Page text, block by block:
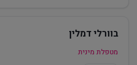
בוורלי דמלין
מטפלת מינית